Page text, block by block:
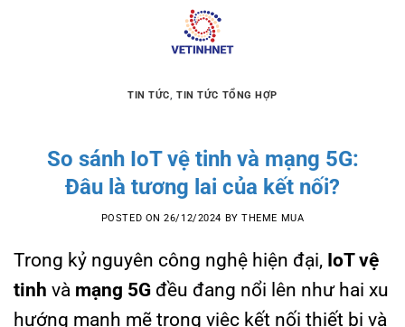
TIN TỨC,TIN TỨC TỔNG HỢP
So sánh IoT vệ tinh và mạng 5G:
Đâu là tương lai của kết nối?
POSTED ON26/12/2024 BYTHEME MUA
Trong kỷ nguyên công nghệ hiện đại, IoT vệ
tinh và mạng 5G đều đang nổi lên như hai xu
hướng mạnh mẽ trong việc kết nối thiết bị và